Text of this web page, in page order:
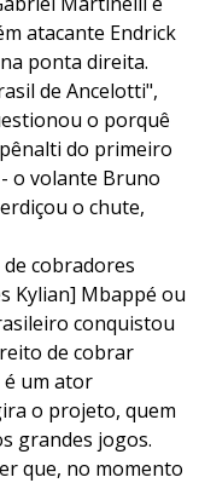
atacante Endrick
ponta direita.
de Ancelotti",
o porquê
do primeiro
o volante Bruno
o chute,
cobradores
Kylian] Mbappé ou
conquistou
de cobrar
é um ator
o projeto, quem
grandes jogos.
que, no momento